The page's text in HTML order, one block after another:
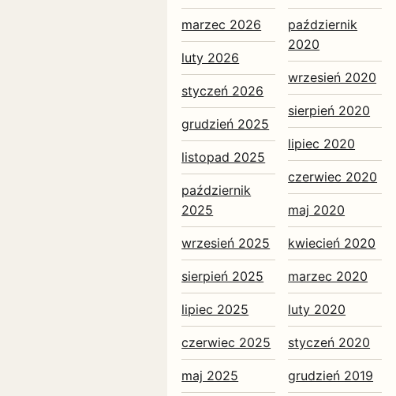
marzec 2026
luty 2026
styczeń 2026
grudzień 2025
listopad 2025
październik
2025
wrzesień 2025
sierpień 2025
lipiec 2025
czerwiec 2025
maj 2025
październik
2020
wrzesień 2020
sierpień 2020
lipiec 2020
czerwiec 2020
maj 2020
kwiecień 2020
marzec 2020
luty 2020
styczeń 2020
grudzień 2019